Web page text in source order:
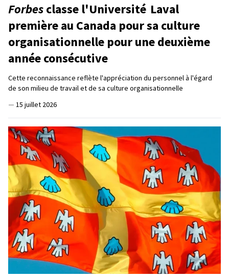
Forbesclasse l'Université Laval
première au Canada pour sa culture
organisationnelle pour une deuxième
année consécutive
Cette reconnaissance reflète l'appréciation du personnel à l'égard
de son milieu de travail et de sa culture organisationnelle
— 15 juillet 2026